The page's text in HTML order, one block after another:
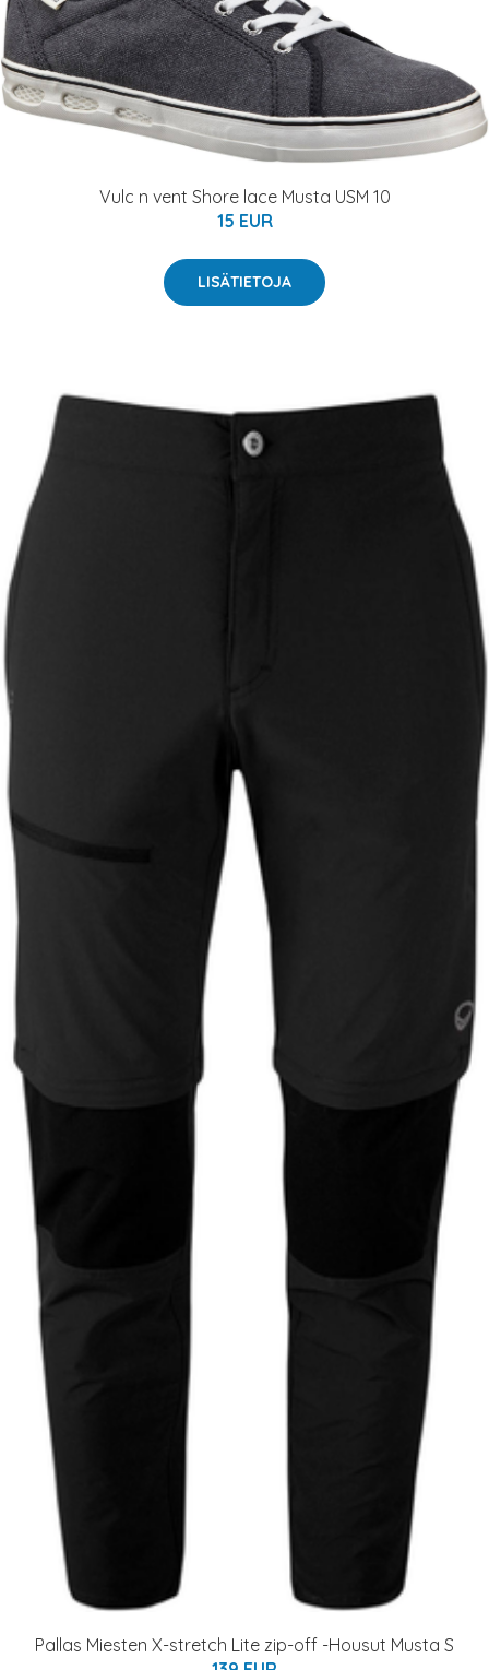
Vulc n vent Shore lace Musta USM 10
15 EUR
LISÄTIETOJA
Pallas Miesten X-stretch Lite zip-off -Housut Musta S